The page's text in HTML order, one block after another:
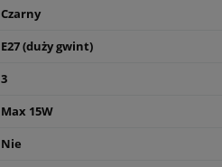
Czarny
E27 (duży gwint)
3
Max 15W
Nie